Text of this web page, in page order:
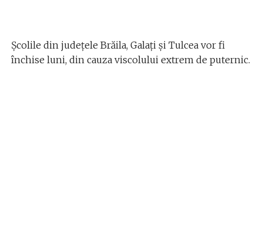
Școlile din județele Brăila, Galați și Tulcea vor fi
închise luni, din cauza viscolului extrem de puternic.